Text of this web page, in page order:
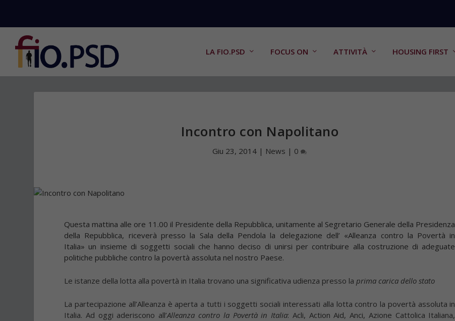
LA FIO.PSD FOCUS ON ATTIVITÀ HOUSING FIRST
Incontro con Napolitano
Giu 23, 2014 | News | 0
Questa mattina alle ore 11.00 il Presidente della Repubblica, unitamente al Segretario Generale della Presidenza
della Repubblica, riceverà presso la Sala della Pendola la delegazione dell’ «Alleanza contro la Povertà in
Italia» un insieme di soggetti sociali che hanno deciso di unirsi per contribuire alla costruzione di adeguate
politiche pubbliche contro la povertà assoluta nel nostro Paese.
Le istanze della lotta alla povertà in Italia trovano una significativa udienza presso la prima carica dello stato
La partecipazione all’Alleanza è aperta a tutti i soggetti sociali interessati alla lotta contro la povertà assoluta in
Italia. Ad oggi aderiscono all’Alleanza contro la Povertà in Italia: Acli, Action Aid, Anci, Azione Cattolica Italiana,